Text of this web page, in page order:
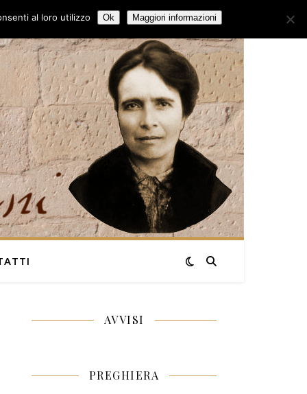
AVVISI
PREGHIERA
al loro utilizzo Ok Maggiori informazioni